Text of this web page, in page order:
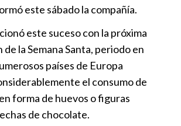
este sábado la compañía.
este suceso con la próxima
la Semana Santa, periodo en
países de Europa
el consumo de
forma de huevos o figuras
de chocolate.